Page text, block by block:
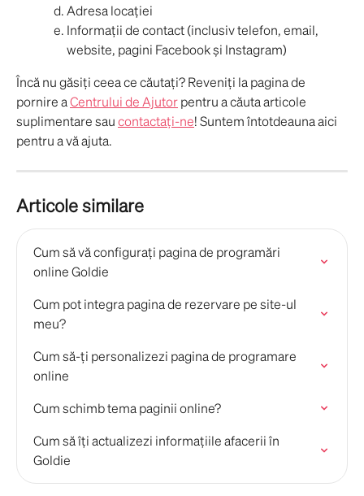
Adresa locației
Informații de contact (inclusiv telefon, email,
website, pagini Facebook și Instagram)
Încă nu găsiți ceea ce căutați? Reveniți la pagina de
pornire a Centrului de Ajutor pentru a căuta articole
suplimentare sau contactați-ne! Suntem întotdeauna aici
pentru a vă ajuta.
Articole similare
Cum să vă configurați pagina de programări
online Goldie
Cum pot integra pagina de rezervare pe site-ul
meu?
Cum să-ți personalizezi pagina de programare
online
Cum schimb tema paginii online?
Cum să îți actualizezi informațiile afacerii în
Goldie